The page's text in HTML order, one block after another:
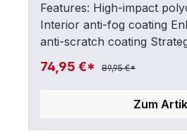
Features: High-impact
Interior anti-fog coating
anti-scratch coating
Expanded visual area SR &
cup BAUER Helmet Bag
74,95 €* 89,95 €*
Zum